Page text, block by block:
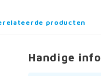
producten
Handige info